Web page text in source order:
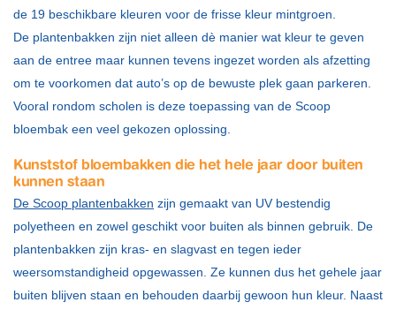
de 19 beschikbare kleuren voor de frisse kleur mintgroen.
De plantenbakken zijn niet alleen dè manier wat kleur te geven
aan de entree maar kunnen tevens ingezet worden als afzetting
om te voorkomen dat auto’s op de bewuste plek gaan parkeren.
Vooral rondom scholen is deze toepassing van de Scoop
bloembak een veel gekozen oplossing.
Kunststof bloembakken die het hele jaar door buiten
kunnen staan
De Scoop plantenbakken zijn gemaakt van UV bestendig
polyetheen en zowel geschikt voor buiten als binnen gebruik. De
plantenbakken zijn kras- en slagvast en tegen ieder
weersomstandigheid opgewassen. Ze kunnen dus het gehele jaar
buiten blijven staan en behouden daarbij gewoon hun kleur. Naast